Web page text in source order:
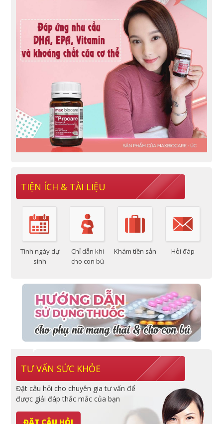
TIỆN ÍCH & TÀI LIỆU
Tính ngày dự
sinh
Chỉ dẫn khi
cho con bú
Khám tiền sản Hỏi đáp
TƯ VẤN SỨC KHỎE
Đặt câu hỏi cho chuyên gia tư vấn để
được giải đáp thắc mắc của bạn